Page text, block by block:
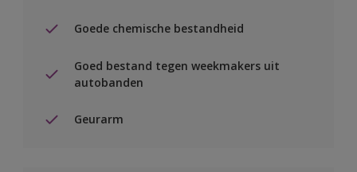
Goede chemische bestandheid
Goed bestand tegen weekmakers uit
autobanden
Geurarm